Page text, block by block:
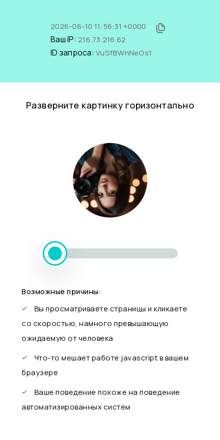
2026-08-10 11:56:31 +0000
Ваш IP: 216.73.216.62
ID запроса: VuSfBWnNeOs1
Разверните картинку горизонтально
Возможные причины:
Вы просматриваете страницы и кликаете
со скоростью, намного превышающую
ожидаемую от человека
Что-то мешает работе javascript в вашем
браузере
Ваше поведение похоже на поведение
автоматизированных систем